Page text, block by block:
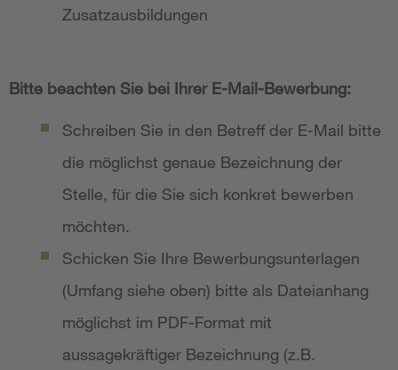
Zusatzausbildungen
Bitte beachten Sie bei Ihrer E-Mail-Bewerbung:
Schreiben Sie in den Betreff der E-Mail bitte
die möglichst genaue Bezeichnung der
Stelle, für die Sie sich konkret bewerben
möchten.
Schicken Sie Ihre Bewerbungsunterlagen
(Umfang siehe oben) bitte als Dateianhang
möglichst im PDF-Format mit
aussagekräftiger Bezeichnung (z.B.